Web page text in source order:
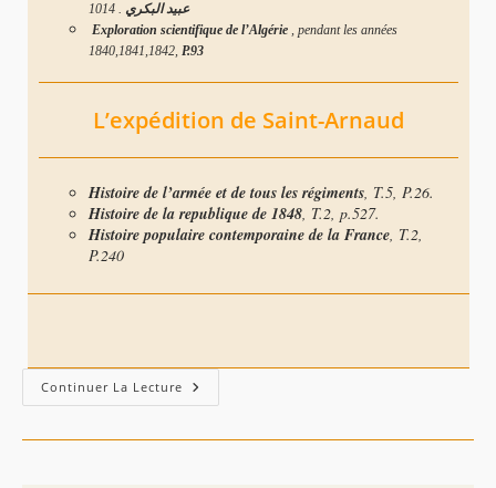
عبيد البكري .
1014
Exploration scientifique de l’Algérie, pendant les années
1840,1841,1842, P.93
L’expédition de Saint-Arnaud
Histoire de l’armée et de tous les régiments, T.5, P.26.
Histoire de la republique de 1848, T.2, p.527.
Histoire populaire contemporaine de la France, T.2,
P.240
Continuer La Lecture
Liste